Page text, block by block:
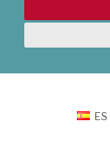
ES